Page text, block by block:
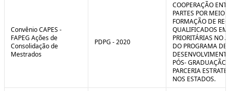
Convênio CAPES -
FAPEG Ações de
Consolidação de
Mestrados
PDPG - 2020
COOPERAÇÃO
PARTES POR MEIO
FORMAÇÃO DE
QUALIFICADOS EM
PRIORITÁRIAS NO
DO PROGRAMA DE
PÓS- GRADUAÇÃO
PARCERIA
NOS ESTADOS.